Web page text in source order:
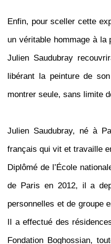
Enfin, pour sceller cette
un véritable hommage à la
Julien Saudubray
libérant la peinture de
montrer seule, sans limite
Julien Saudubray, né à
français qui vit et travaille
Diplômé de l’École
de Paris en 2012, il a
personnelles et de groupe
Il a effectué des
Fondation Boghossian,